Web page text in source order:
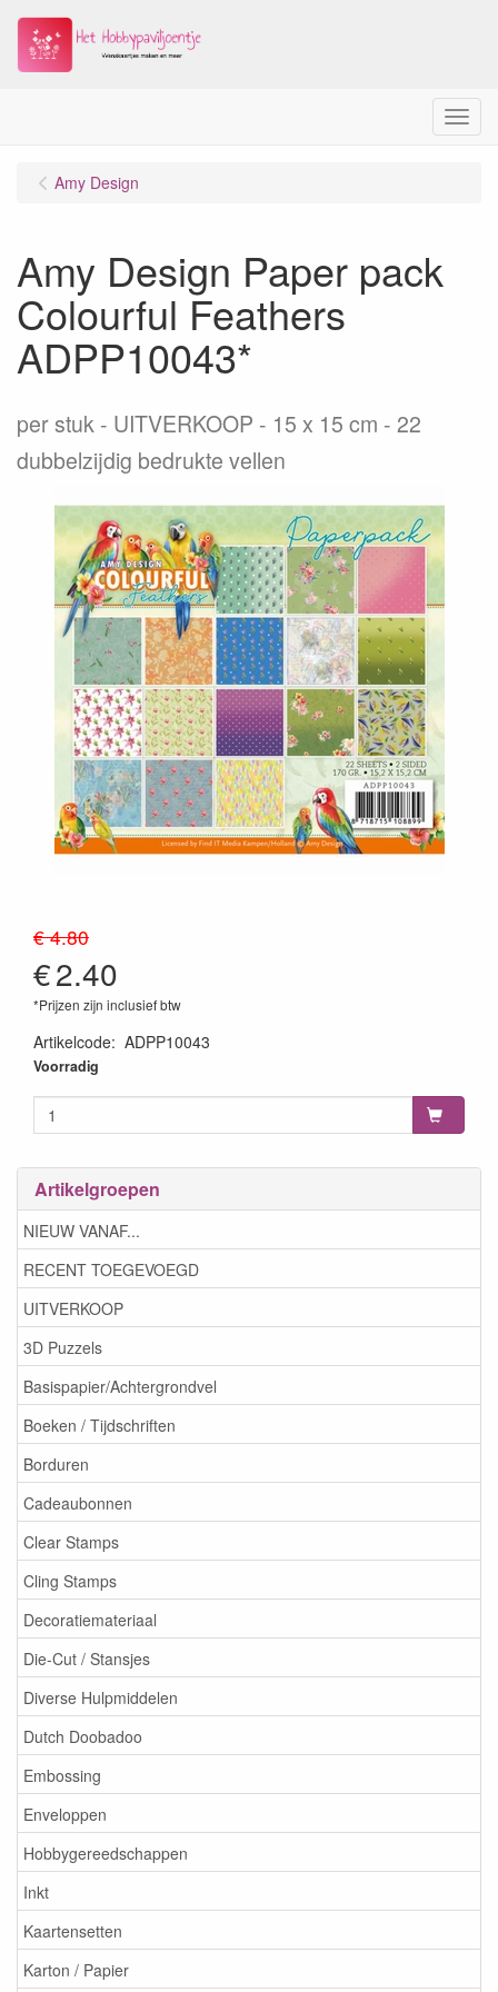
Menu
Artikelgroepen
NIEUW VANAF...
RECENT TOEGEVOEGD
UITVERKOOP
3D Puzzels
Basispapier/Achtergrondvel
Boeken / Tijdschriften
Borduren
Cadeaubonnen
Clear Stamps
Cling Stamps
Decoratiemateriaal
Die-Cut / Stansjes
Diverse Hulpmiddelen
Dutch Doobadoo
Embossing
Enveloppen
Hobbygereedschappen
Inkt
Kaartensetten
Karton / Papier
Amy Design
Amy Design Paper pack
Colourful Feathers
ADPP10043*
per stuk
UITVERKOOP - 15 x 15 cm - 22
dubbelzijdig bedrukte vellen
€ 4.80
€2.40
*Prijzen zijn inclusief btw
Artikelcode: ADPP10043
8718715108899
Voorradig